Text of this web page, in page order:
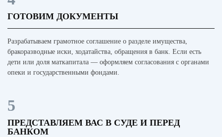
ГОТОВИМ ДОКУМЕНТЫ
Разрабатываем грамотное соглашение о разделе имущества,
бракоразводные иски, ходатайства, обращения в банк. Если есть
дети или доля маткапитала — оформляем согласования с органами
опеки и государственными фондами.
5
ПРЕДСТАВЛЯЕМ ВАС В СУДЕ И ПЕРЕД
БАНКОМ